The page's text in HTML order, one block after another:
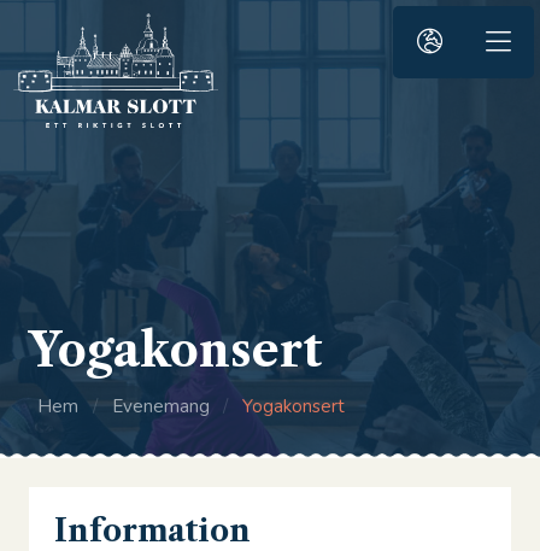
Yogakonsert
Hem / Evenemang / Yogakonsert
Information